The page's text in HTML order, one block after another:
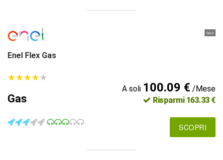
GAS
Enel Flex Gas
★★★★★
★★★★★
Gas
A soli 100.09 €/Mese
Risparmi 163.33 €
SCOPRI